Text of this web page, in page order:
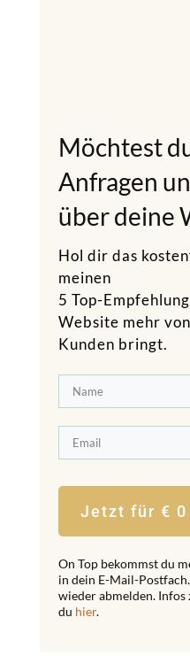
Möchtest
Anfragen
über deine
Hol dir das
meinen
5 Top-
Website mehr
Kunden bringt.
Jetzt für € 0
On Top bekommst du
in dein E-Mail-
wieder abmelden.
du hier.